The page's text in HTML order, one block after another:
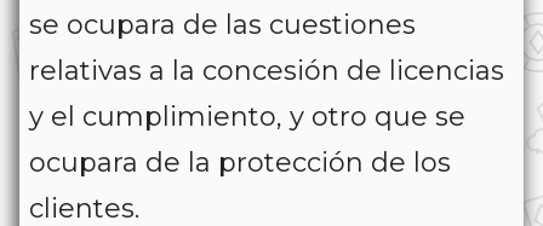
se ocupara de las cuestiones
relativas a la concesión de licencias
y el cumplimiento, y otro que se
ocupara de la protección de los
clientes.